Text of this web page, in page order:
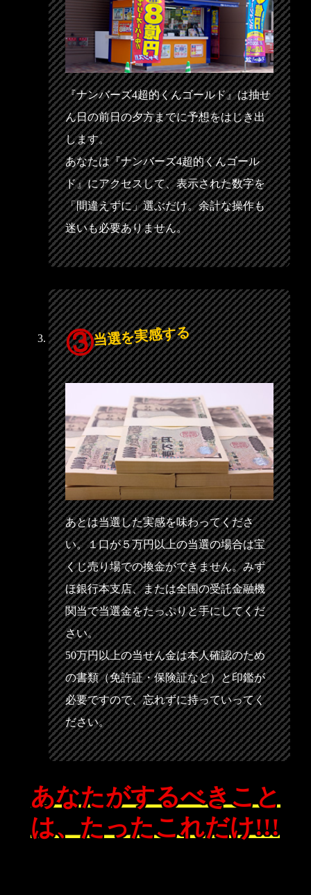
『ナンバーズ4超的くんゴールド』は抽せ
ん日の前日の夕方までに予想をはじき出
します。
あなたは『ナンバーズ4超的くんゴール
ド』にアクセスして、表示された数字を
「間違えずに」選ぶだけ。余計な操作も
迷いも必要ありません。
当選を実感する
あとは当選した実感を味わってくださ
い。１口が５万円以上の当選の場合は宝
くじ売り場での換金ができません。みず
ほ銀行本支店、または全国の受託金融機
関当で当選金をたっぷりと手にしてくだ
さい。
50万円以上の当せん金は本人確認のため
の書類（免許証・保険証など）と印鑑が
必要ですので、忘れずに持っていってく
ださい。
あなたがするべきこと
は、たったこれだけ!!!